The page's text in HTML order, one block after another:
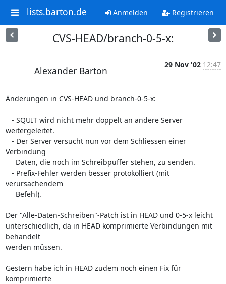
lists.barton.de Anmelden Registrieren
CVS-HEAD/branch-0-5-x:
Alexander Barton
29 Nov '02 12:47
Änderungen in CVS-HEAD und branch-0-5-x:
weitergeleitet.
Verbindung
verursachendem
Der "Alle-Daten-Schreiben"-Patch ist in HEAD und 0-5-x leicht
unterschiedlich, da in HEAD komprimierte Verbindungen mit
behandelt
werden müssen.
Gestern habe ich in HEAD zudem noch einen Fix für
komprimierte